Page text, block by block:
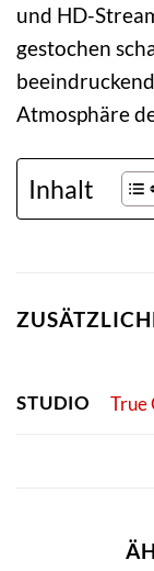
und HD-
gestochen
Atmosphäre
Inhalt
STUDIO True